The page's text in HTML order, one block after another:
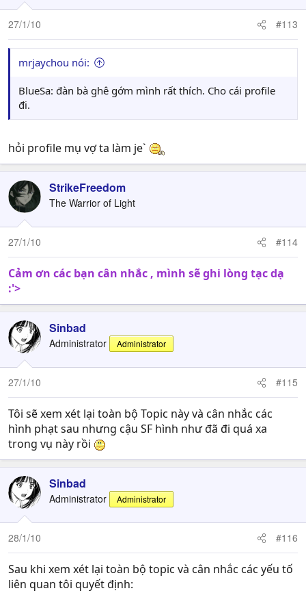
27/1/10 #113
mrjaychou nói:
BlueSa: đàn bà ghê gớm mình rất thích. Cho cái profile
đi.
hỏi profile mụ vợ ta làm je`
StrikeFreedom
The Warrior of Light
27/1/10 #114
Cảm ơn các bạn cân nhắc , mình sẽ ghi lòng tạc dạ
:'>
Sinbad
Administrator Administrator
27/1/10 #115
Tôi sẽ xem xét lại toàn bộ Topic này và cân nhắc các
hình phạt sau nhưng cậu SF hình như đã đi quá xa
trong vụ này rồi
Sinbad
Administrator Administrator
28/1/10 #116
Sau khi xem xét lại toàn bộ topic và cân nhắc các yếu tố
liên quan tôi quyết định: